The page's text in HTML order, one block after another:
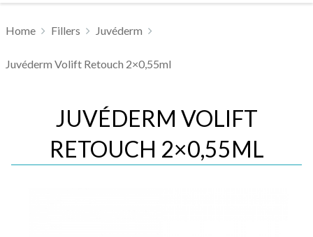
Home Fillers Juvéderm
Juvéderm Volift Retouch 2×0,55ml
JUVÉDERM VOLIFT
RETOUCH 2×0,55ML